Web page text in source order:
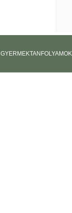
GYERMEKTANFOLYAMOK